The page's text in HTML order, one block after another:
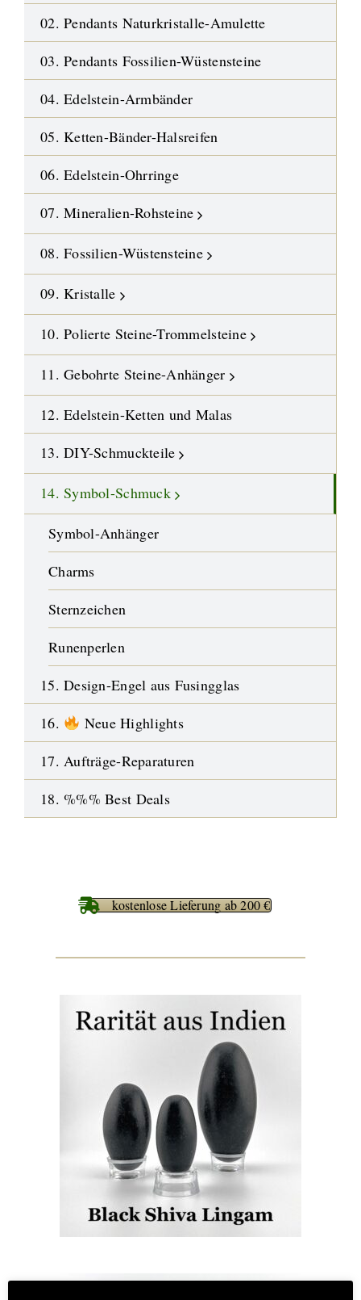
02. Pendants Naturkristalle-Amulette
03. Pendants Fossilien-Wüstensteine
04. Edelstein-Armbänder
05. Ketten-Bänder-Halsreifen
06. Edelstein-Ohrringe
07. Mineralien-Rohsteine
08. Fossilien-Wüstensteine
09. Kristalle
10. Polierte Steine-Trommelsteine
11. Gebohrte Steine-Anhänger
12. Edelstein-Ketten und Malas
13. DIY-Schmuckteile
14. Symbol-Schmuck
Symbol-Anhänger
Charms
Sternzeichen
Runenperlen
15. Design-Engel aus Fusingglas
16.
Neue Highlights
17. Aufträge-Reparaturen
18. %%% Best Deals
kostenlose Lieferung ab 200 €